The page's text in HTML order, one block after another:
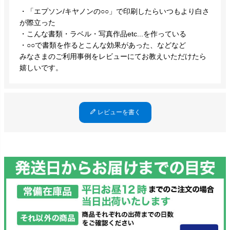
・「エプソン/キヤノンの○○」で印刷したらいつもより白さ
が際立った
・こんな書類・ラベル・写真作品etc...を作っている
・○○で書類を作るとこんな効果があった、などなど
みなさまのご利用事例をレビューにてお教えいただけたら
嬉しいです。
レビューを書く